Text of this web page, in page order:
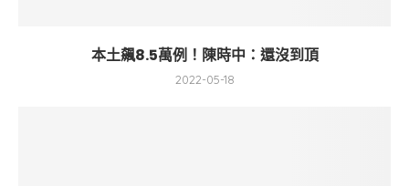
本土飆8.5萬例！陳時中：還沒到頂
2022-05-18